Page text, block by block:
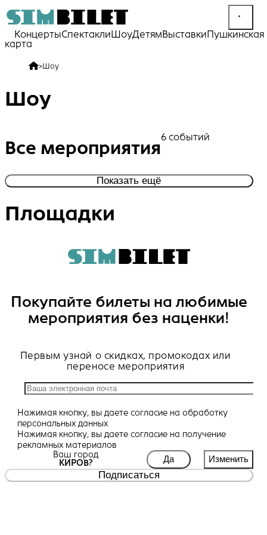
КонцертыСпектакли ШоуДетямВыставкиПушкинская
карта
>Шоу
Шоу
Все мероприятия
6 событий
Показать ещё
Площадки
Покупайте билеты на любимые
мероприятия без наценки!
Первым узнай о скидках, промокодах или
переносе мероприятия
Нажимая кнопку, вы даете согласие на обработку
персональных данных
Нажимая кнопку, вы даете согласие на получение
рекламных материалов
Ваш город
КИРОВ?
Да Изменить
Подписаться